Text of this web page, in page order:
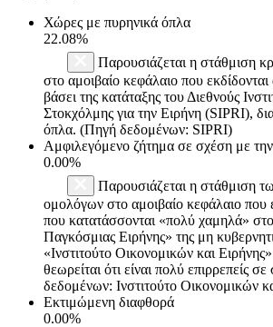
Χώρες με πυρηνικά όπλα
22.08%
Παρουσιάζεται η στάθμιση
στο αμοιβαίο κεφάλαιο που
βάσει της κατάταξης του Διεθνούς
Στοκχόλμης για την Ειρήνη (SIPRI),
όπλα. (Πηγή δεδομένων: SIPRI)
Αμφιλεγόμενο ζήτημα σε σχέση με
0.00%
Παρουσιάζεται η στάθμιση
ομολόγων στο αμοιβαίο κεφάλαιο που
που κατατάσσονται «πολύ χαμηλά»
Παγκόσμιας Ειρήνης» της μη
«Ινστιτούτο Οικονομικών και
θεωρείται ότι είναι πολύ επιρρεπείς
δεδομένων: Ινστιτούτο Οικονομικών
Εκτιμώμενη διαφθορά
0.00%